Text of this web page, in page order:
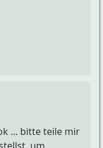
... bitte teile mir